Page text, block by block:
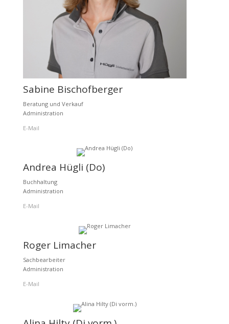
Sabine Bischofberger
Beratung und Verkauf
Administration
E-Mail
Andrea Hügli (Do)
Buchhaltung
Administration
E-Mail
Roger Limacher
Sachbearbeiter
Administration
E-Mail